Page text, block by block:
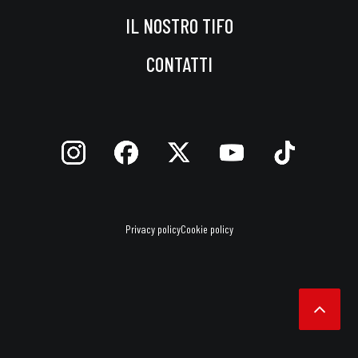
IL NOSTRO TIFO
CONTATTI
Privacy policyCookie policy